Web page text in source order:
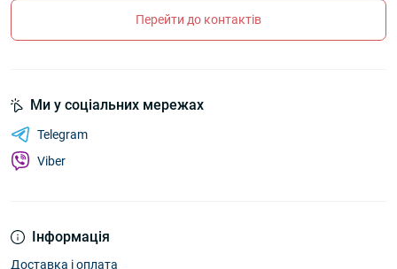
Перейти до контактів
Інформація
Доставка і оплата
Ми у соціальних мережах
Telegram
Viber